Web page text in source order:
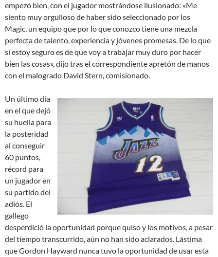
empezó bien, con el jugador mostrándose ilusionado: «Me
siento muy orgulloso de haber sido seleccionado por los
Magic, un equipo que por lo que conozco tiene una mezcla
perfecta de talento, experiencia y jóvenes promesas. De lo que
sí estoy seguro es de que voy a trabajar muy duro por hacer
bien las cosas», dijo tras el correspondiente apretón de manos
con el malogrado David Stern, comisionado.
Un último día
en el que dejó
su huella para
la posteridad
al conseguir
60 puntos,
récord para
un jugador en
su partido del
adiós. El
gallego
desperdició la oportunidad porque quiso y los motivos, a pesar
del tiempo transcurrido, aún no han sido aclarados. Lástima
que Gordon Hayward nunca tuvo la oportunidad de usar esta